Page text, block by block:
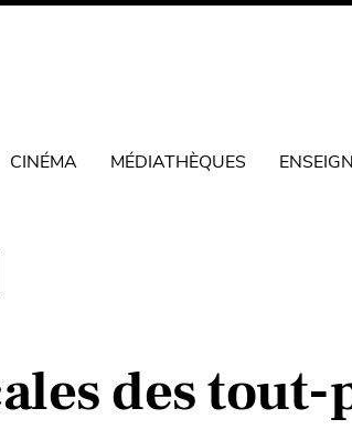
CINÉMA MÉDIATHÈQUES
des tout-